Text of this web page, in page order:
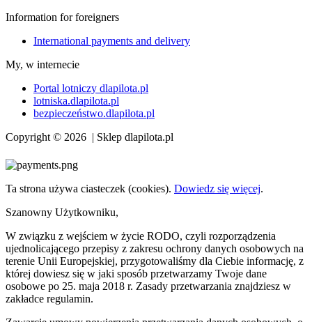
Information for foreigners
International payments and delivery
My, w internecie
Portal lotniczy dlapilota.pl
lotniska.dlapilota.pl
bezpieczeństwo.dlapilota.pl
Copyright © 2026 | Sklep dlapilota.pl
Ta strona używa ciasteczek (cookies). Dowiedz się więcej.
Szanowny Użytkowniku,
W związku z wejściem w życie RODO, czyli rozporządzenia
ujednolicającego przepisy z zakresu ochrony danych osobowych na
terenie Unii Europejskiej, przygotowaliśmy dla Ciebie informację, z
której dowiesz się w jaki sposób przetwarzamy Twoje dane
osobowe po 25. maja 2018 r. Zasady przetwarzania znajdziesz w
zakładce regulamin.